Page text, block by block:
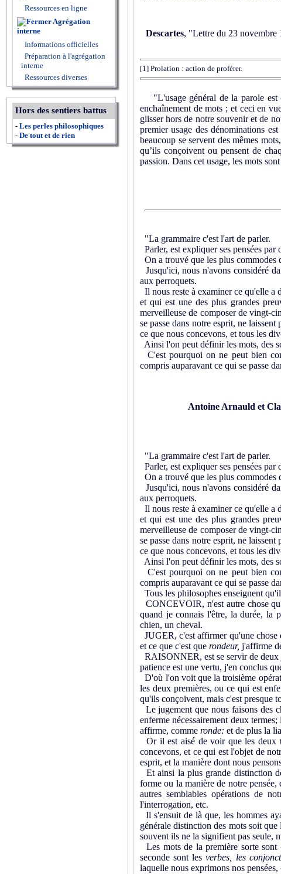
Ressources en ligne
Agrégation
interne
Informations officielles
Préparation à l'agrégation
interne
Ressources diverses
Hors des sentiers battus
- Les perles philosophiques
- De tout et de rien
Descartes, "Lettre du 23 novembre
[1] Prolation : action de proférer.
"L'usage général de la parole est
enchaînement de mots ; et ceci en
glisser hors de notre souvenir et de
premier usage des dénominations
beaucoup se servent des mêmes
qu’ils conçoivent ou pensent de
passion. Dans cet usage, les mots
"La grammaire c'est l'art de parler.
Parler, est expliquer ses pensées par
On a trouvé que les plus
Jusqu'ici, nous n'avons considéré
aux perroquets.
Il nous reste à examiner ce qu'elle a
et qui est une des plus grandes
merveilleuse de composer de vingt-
se passe dans notre esprit, ne
ce que nous concevons, et tous les
Ainsi l'on peut définir les mots, des
C'est pourquoi on ne peut bien
compris auparavant ce qui se passe
Antoine Arnauld et
"La grammaire c'est l'art de parler.
Parler, est expliquer ses pensées par
On a trouvé que les plus
Jusqu'ici, nous n'avons considéré
aux perroquets.
Il nous reste à examiner ce qu'elle a
et qui est une des plus grandes
merveilleuse de composer de vingt-
se passe dans notre esprit, ne
ce que nous concevons, et tous les
Ainsi l'on peut définir les mots, des
C'est pourquoi on ne peut bien
compris auparavant ce qui se passe
Tous les philosophes enseignent
CONCEVOIR, n'est autre chose
quand je connais l'être, la durée, la
chien, un cheval.
JUGER, c'est affirmer qu'une chose
et ce que c'est que rondeur, j'affirme
RAISONNER, est se servir de deux
patience est une vertu, j'en conclus
D'où l'on voit que la troisième
les deux premières, ou ce qui est
qu'ils conçoivent, mais c'est presque
Le jugement que nous faisons des
enferme nécessairement deux termes;
affirme, comme ronde: et de plus la
Or il est aisé de voir que les deux
concevons, et ce qui est l'objet de
esprit, et la manière dont nous
Et ainsi la plus grande distinction
forme ou la manière de notre
autres semblables opérations de
l'interrogation, etc.
Il s'ensuit de là que, les hommes
générale distinction des mots soit
souvent ils ne la signifient pas seule,
Les mots de la première sorte
seconde sont lesverbes, les
laquelle nous exprimons nos